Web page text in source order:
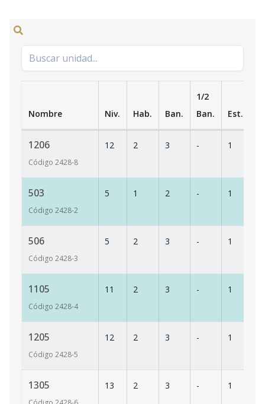
Nombre Niv. Hab. Ban.
1/2
Ban.
Est.
1206
Código 2428-8
12 2 3 - 1
503
Código 2428-2
5 1 2 - 1
506
Código 2428-3
5 2 3 - 1
1105
Código 2428-4
11 2 3 - 1
1205
Código 2428-5
12 2 3 - 1
1305 13 2 3 - 1